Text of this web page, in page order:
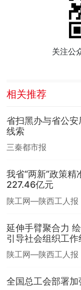
关注公
相关推荐
省扫黑办与省公
线索
三秦都市报
我省“两新”政策
227.46亿元
陕工网—陕西工人报
延伸手臂聚合力
引导社会组织工作
陕工网—陕西工人报
全国总工会部署